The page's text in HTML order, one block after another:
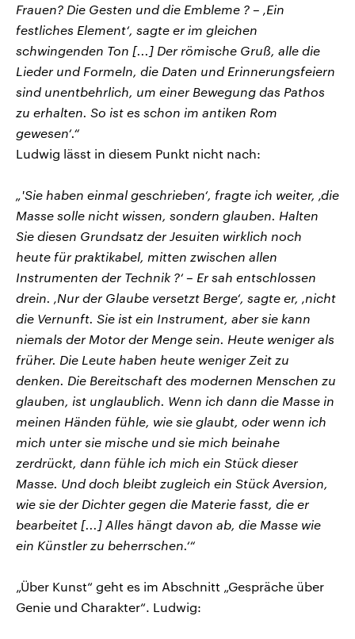
Frauen? Die Gesten und die Embleme ? – ‚Ein
festliches Element‘, sagte er im gleichen
schwingenden Ton [...] Der römische Gruß, alle die
Lieder und Formeln, die Daten und Erinnerungsfeiern
sind unentbehrlich, um einer Bewegung das Pathos
zu erhalten. So ist es schon im antiken Rom
gewesen‘.“
Ludwig lässt in diesem Punkt nicht nach:
„'Sie haben einmal geschrieben‘, fragte ich weiter, ‚die
Masse solle nicht wissen, sondern glauben. Halten
Sie diesen Grundsatz der Jesuiten wirklich noch
heute für praktikabel, mitten zwischen allen
Instrumenten der Technik ?‘ – Er sah entschlossen
drein. ‚Nur der Glaube versetzt Berge‘, sagte er, ‚nicht
die Vernunft. Sie ist ein Instrument, aber sie kann
niemals der Motor der Menge sein. Heute weniger als
früher. Die Leute haben heute weniger Zeit zu
denken. Die Bereitschaft des modernen Menschen zu
glauben, ist unglaublich. Wenn ich dann die Masse in
meinen Händen fühle, wie sie glaubt, oder wenn ich
mich unter sie mische und sie mich beinahe
zerdrückt, dann fühle ich mich ein Stück dieser
Masse. Und doch bleibt zugleich ein Stück Aversion,
wie sie der Dichter gegen die Materie fasst, die er
bearbeitet [...] Alles hängt davon ab, die Masse wie
ein Künstler zu beherrschen.‘“
„Über Kunst“ geht es im Abschnitt „Gespräche über
Genie und Charakter“. Ludwig: